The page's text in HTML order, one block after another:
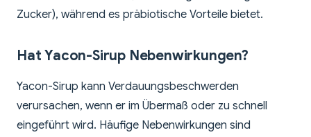
Zucker), während es präbiotische Vorteile bietet.
Hat Yacon-Sirup Nebenwirkungen?
Yacon-Sirup kann Verdauungsbeschwerden
verursachen, wenn er im Übermaß oder zu schnell
eingeführt wird. Häufige Nebenwirkungen sind